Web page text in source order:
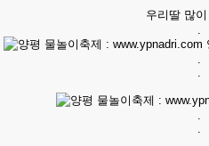
우리딸 많
.
.
.
.
.